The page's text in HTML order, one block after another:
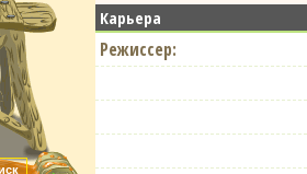
Карьера
Режиссер: